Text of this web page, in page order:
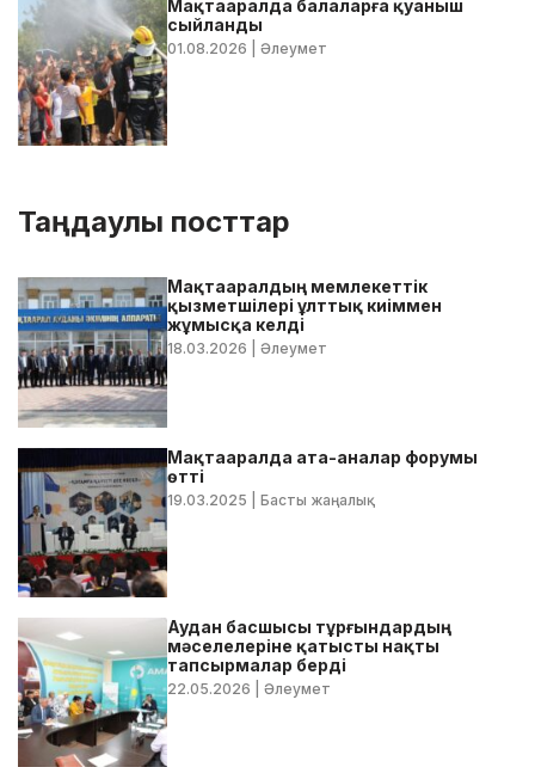
Мақтааралда балаларға қуаныш
сыйланды
01.08.2026 | Әлеумет
Таңдаулы посттар
Мақтааралдың мемлекеттік
қызметшілері ұлттық киіммен
жұмысқа келді
18.03.2026 | Әлеумет
Мақтааралда ата-аналар форумы
өтті
19.03.2025 | Басты жаңалық
Аудан басшысы тұрғындардың
мәселелеріне қатысты нақты
тапсырмалар берді
22.05.2026 | Әлеумет